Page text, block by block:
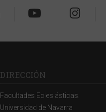
DIRECCIÓN
Facultades Eclesiásticas.
Universidad de Navarra